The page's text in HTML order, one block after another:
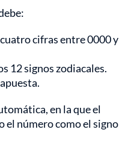
cifras entre 0000 y
12 signos zodiacales.
en la que el
el número como el signo